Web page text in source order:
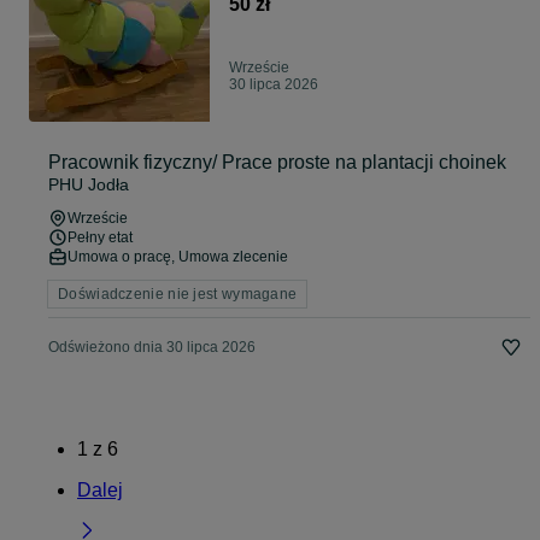
50 zł
Wrzeście
30 lipca 2026
Pracownik fizyczny/ Prace proste na plantacji choinek
PHU Jodła
Wrzeście
Pełny etat
Umowa o pracę, Umowa zlecenie
Doświadczenie nie jest wymagane
Odświeżono dnia 30 lipca 2026
1 z 6
Dalej